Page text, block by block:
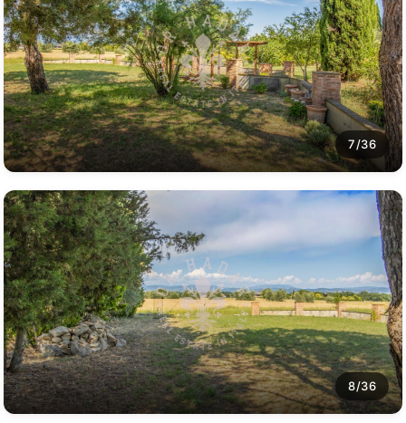
7/36
8/36